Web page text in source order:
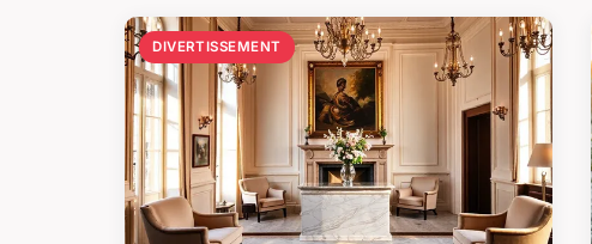
DIVERTISSEMENT